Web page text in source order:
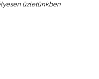
üzletünkben